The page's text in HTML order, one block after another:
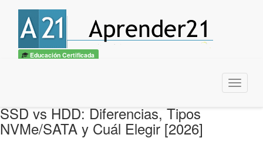
Educación Certificada
Menu
SSD vs HDD: Diferencias, Tipos
NVMe/SATA y Cuál Elegir [2026]